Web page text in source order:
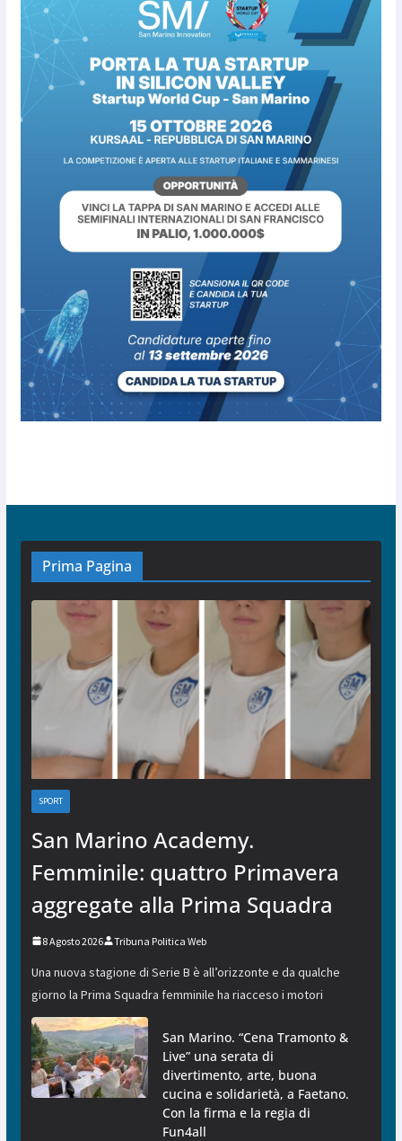
Prima Pagina
SPORT
San Marino Academy.
Femminile: quattro Primavera
aggregate alla Prima Squadra
8 Agosto 2026 Tribuna Politica Web
Una nuova stagione di Serie B è all’orizzonte e da qualche
giorno la Prima Squadra femminile ha riacceso i motori
San Marino. “Cena Tramonto &
Live” una serata di
divertimento, arte, buona
cucina e solidarietà, a Faetano.
Con la firma e la regia di
Fun4all